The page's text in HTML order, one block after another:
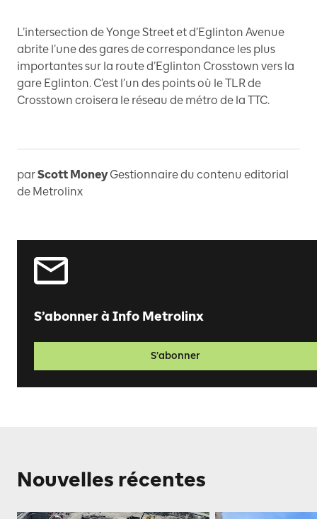
L’intersection de Yonge Street et d’Eglinton Avenue
abrite l’une des gares de correspondance les plus
importantes sur la route d’Eglinton Crosstown vers la
gare Eglinton. C’est l’un des points où le TLR de
Crosstown croisera le réseau de métro de la TTC.
parScott Money Gestionnaire du contenu editorial
de Metrolinx
S’abonner à Info Metrolinx
S’abonner
Nouvelles récentes